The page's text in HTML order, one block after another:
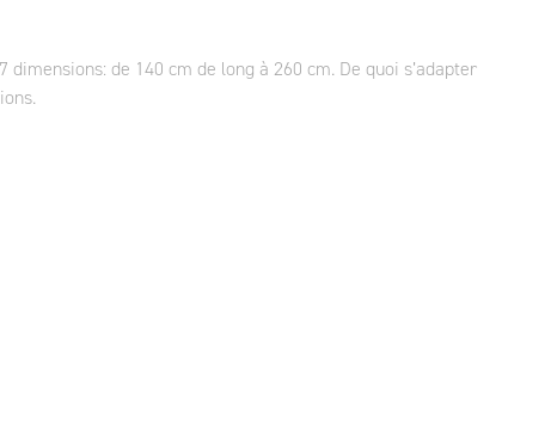
dimensions: de 140 cm de long à 260 cm. De quoi s’adapter